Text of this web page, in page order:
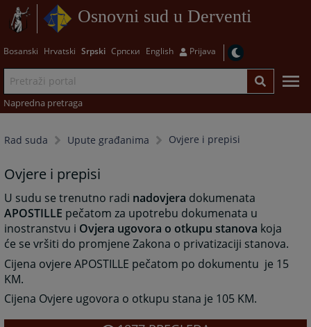
Osnovni sud u Derventi
Bosanski Hrvatski Srpski Српски English Prijava
Napredna pretraga
Rad suda Upute građanima Ovjere i prepisi
Ovjere i prepisi
U sudu se trenutno radi nadovjera dokumenata
APOSTILLE pečatom za upotrebu dokumenata u
inostranstvu i Ovjera ugovora o otkupu stanova koja
će se vršiti do promjene Zakona o privatizaciji stanova.
Cijena ovjere APOSTILLE pečatom po dokumentu je 15
KM.
Cijena Ovjere ugovora o otkupu stana je 105 KM.